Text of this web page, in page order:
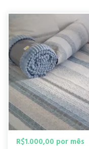
R$1.000,00 por mês